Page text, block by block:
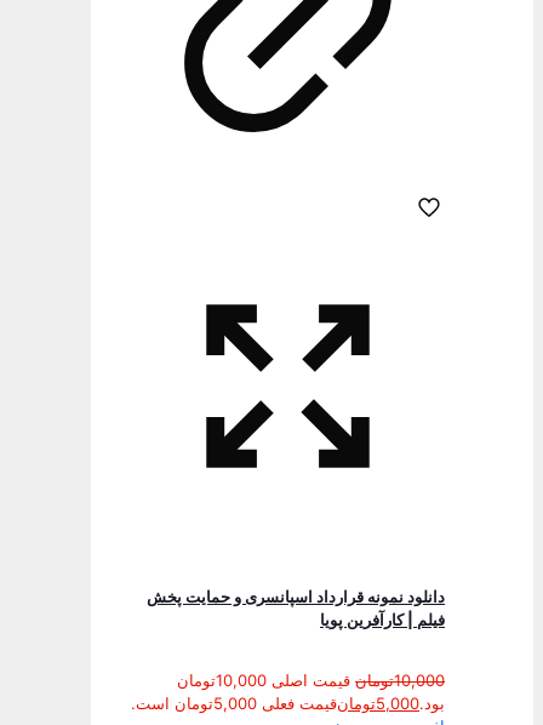
دانلود نمونه قرارداد اسپانسری و حمایت پخش
فیلم | کارآفرین پویا
10,000تومان
قیمت اصلی 10,000تومان
بود.5,000تومانقیمت فعلی 5,000تومان است.